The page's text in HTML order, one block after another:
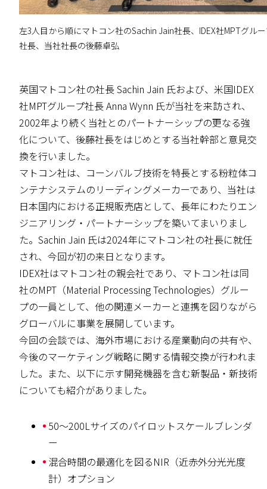
左3人目から順にマトコン社のSachin Jain社長、IDEX社MPTグル
社長、当社社長の後藤卓弘
英国マトコン社の社長 Sachin Jain 氏および、米国IDEX
社MPTグループ社長 Anna Wynn 氏が当社を来訪され、
2002年より続く当社とのパートナーシップの更なる強
化について、後藤社長をはじめとする当社幹部と意見交
換を行いました。
マトコン社は、コーンバルブ技術を特長とする粉粒体コ
ンテナシステムのリーディングメーカーであり、当社は
日本国内における正規販売店として、長年にわたりエン
ジニアリング・パートナーシップを築いてまいりまし
た。Sachin Jain 氏は2024年にマトコン社の社長に就任
され、今回が初の来日となります。
IDEX社はマトコン社の親会社であり、マトコン社は同
社のMPT（Material Processing Technologies）グルー
プの一員として、他の関連メーカーと連携を図りながら
グローバルに事業を展開しています。
今回の会談では、海外市場における産業動向の共有や、
今後のマーケティング戦略に関する情報交換が行われま
した。また、以下に示す開発機器を含む新製品・新技術
についても紹介がありました。
50〜200Lサイズのパイロットスケールブレンダ
ー
混合時間の最適化を図るNIR（近赤外分光光度
計）オプション